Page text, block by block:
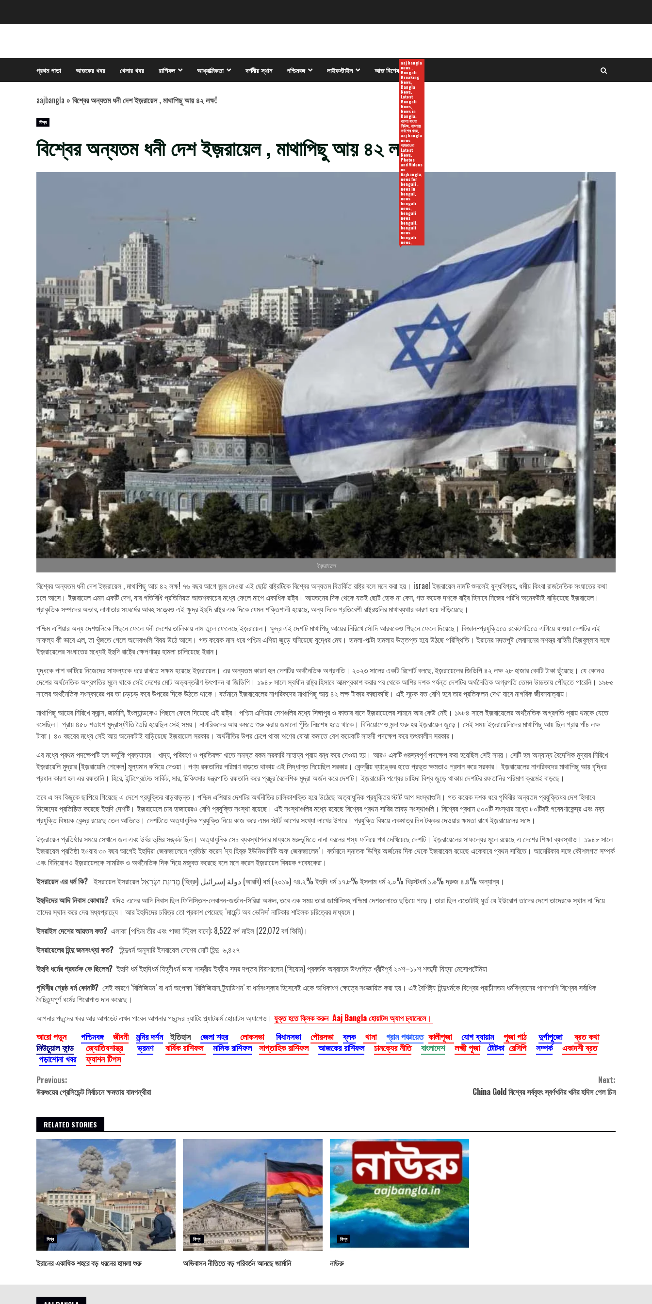
প্রথম পাতা আজকের খবর খেলার খবর রাশিফল আধ্যাত্মিকতা দর্শনীয় স্থান পশ্চিমবঙ্গ লাইফস্টাইল আজ বিশেষ
aaj bangla
news ,
Bengali
Breaking
News,
Bangla
News,
Latest
Bengali
News,
News in
Bangla,
বাংলা বাংলা
নিউজ, বাংলায়
সর্বশেষ খবর,
aaj bangla
news
আজবাংলা
Latest
News,
Photos
and Videos
on
Aajbangla,
news for
bengali ,
news in
bengal,
news
bengali
news,
bengali
news
bengali,
bengali
news
bengali
news,
aajbangla » বিশ্বের অন্যতম ধনী দেশ ইজ়রায়েল , মাথাপিছু আয় ৪২ লক্ষ!
বিশ্ব
বিশ্বের অন্যতম ধনী দেশ ইজ়রায়েল , মাথাপিছু আয় ৪২ লক্ষ!
ইজ়রায়েল
বিশ্বের অন্যতম ধনী দেশ ইজ়রায়েল , মাথাপিছু আয় ৪২ লক্ষ! ৭৬ বছর আগে জন্ম নেওয়া এই ছোট্ট রাষ্ট্রটিকে বিশ্বের অন্যতম বিতর্কিত রাষ্ট্র বলে মনে করা হয়। israel ইজ়রায়েল নামটি শুনলেই যুদ্ধবিগ্রহ, ধর্মীয় কিংবা রাজনৈতিক সংঘাতের কথা
চলে আসে। ইজ়রায়েল এমন একটি দেশ, যার গতিবিধি প্রতিনিয়ত আতশকাচের মধ্যে ফেলে মাপে একাধিক রাষ্ট্র। আয়তনের দিক থেকে যতই ছোট হোক না কেন, গত কয়েক দশকে রাষ্ট্র হিসাবে নিজের পরিধি অনেকটাই বাড়িয়েছে ইজ়রায়েল।
প্রাকৃতিক সম্পদের অভাব, লাগাতার সংঘর্ষের আবহ সত্ত্বেও এই ক্ষুদ্র ইহুদি রাষ্ট্র এক দিকে যেমন শক্তিশালী হয়েছে, অন্য দিকে প্রতিবেশী রাষ্ট্রগুলির মাথাব্যথার কারণ হয়ে দাঁড়িয়েছে।
পশ্চিম এশিয়ার অন্য দেশগুলিকে পিছনে ফেলে ধনী দেশের তালিকায় নাম তুলে ফেলেছে ইজ়রায়েল। ক্ষুদ্র এই দেশটি মাথাপিছু আয়ের নিরিখে সৌদি আরবকেও পিছনে ফেলে দিয়েছে। বিজ্ঞান-প্রযুক্তিতে রকেটগতিতে এগিয়ে যাওয়া দেশটির এই
সাফল্য কী ভাবে এল, তা খুঁজতে গেলে অনেকগুলি বিষয় উঠে আসে। গত কয়েক মাস ধরে পশ্চিম এশিয়া জুড়ে ঘনিয়েছে যুদ্ধের মেঘ। হামলা-পাল্টা হামলায় উত্তপ্ত হয়ে উঠছে পরিস্থিতি। ইরানের মদতপুষ্ট লেবাননের সশস্ত্র বাহিনী হিজ়বুল্লার সঙ্গে
ইজ়রায়েলের সংঘাতের মধ্যেই ইহুদি রাষ্ট্রে ক্ষেপণাস্ত্র হামলা চালিয়েছে ইরান।
যুদ্ধকে পাশ কাটিয়ে নিজেদের সাফল্যকে ধরে রাখতে সক্ষম হয়েছে ইজ়রায়েল। এর অন্যতম কারণ হল দেশটির অর্থনৈতিক অগ্রগতি। ২০২৩ সালের একটি রিপোর্ট বলছে, ইজ়রায়েলের জিডিপি ৪২ লক্ষ ২৮ হাজার কোটি টাকা ছুঁয়েছে। যে কোনও
দেশের অর্থনৈতিক অগ্রগতির মূলে থাকে সেই দেশের মোট অভ্যন্তরীণ উৎপাদন বা জিডিপি। ১৯৪৮ সালে স্বাধীন রাষ্ট্র হিসাবে আত্মপ্রকাশ করার পর থেকে আশির দশক পর্যন্ত দেশটির অর্থনৈতিক অগ্রগতি তেমন উচ্চতায় পৌঁছতে পারেনি। ১৯৮৫
সালের অর্থনৈতিক সংস্কারের পর তা চড়চড় করে উপরের দিকে উঠতে থাকে। বর্তমানে ইজ়রায়েলের নাগরিকদের মাথাপিছু আয় ৪২ লক্ষ টাকার কাছাকাছি। এই সূচক যত বেশি হবে তার প্রতিফলন দেখা যাবে নাগরিক জীবনযাত্রায়।
মাথাপিছু আয়ের নিরিখে ফ্রান্স, জার্মানি, ইংল্যান্ডকেও পিছনে ফেলে দিয়েছে এই রাষ্ট্র। পশ্চিম এশিয়ার দেশগুলির মধ্যে সিঙ্গাপুর ও কাতার বাদে ইজ়রায়েলের সামনে আর কেউ নেই। ১৯৮৪ সালে ইজ়রায়েলের অর্থনৈতিক অগ্রগতি প্রায় থমকে যেতে
বসেছিল। প্রায় ৪৫০ শতাংশ মু্দ্রাস্ফীতি তৈরি হয়েছিল সেই সময়। নাগরিকদের আয় কমতে শুরু করায় জমানো পুঁজি নিঃশেষ হতে থাকে। বিনিয়োগেও মন্দা শুরু হয় ইজ়রায়েল জুড়ে। সেই সময় ইজ়রায়েলিদের মাথাপিছু আয় ছিল প্রায় পাঁচ লক্ষ
টাকা। ৪০ বছরের মধ্যে সেই আয় অনেকটাই বাড়িয়েছে ইজ়রায়েল সরকার। অর্থনীতির উপর চেপে থাকা ঋণের বোঝা কমাতে বেশ কয়েকটি সাহসী পদক্ষেপ করে তৎকালীন সরকার।
এর মধ্যে প্রথম পদক্ষেপটি হল ভর্তুকি প্রত্যাহার। খাদ্য, পরিবহণ ও প্রতিরক্ষা খাতে সমস্ত রকম সরকারি সাহায্য প্রায় বন্ধ করে দেওয়া হয়। আরও একটি গুরুত্বপূর্ণ পদক্ষেপ করা হয়েছিল সেই সময়। সেটি হল অন্যান্য বৈদেশিক মুদ্রার নিরিখে
ইজ়রায়েলি মুদ্রার (ইজ়রায়েলি শেকেল) মূল্যমান কমিয়ে দেওয়া। পণ্য রফতানির পরিমাণ বাড়তে থাকায় এই সিদ্ধান্ত নিয়েছিল সরকার। কেন্দ্রীয় ব্যাঙ্কের হাতে প্রভূত ক্ষমতাও প্রদান করে সরকার। ইজ়রায়েলের নাগরিকদের মাথাপিছু আয় বৃদ্ধির
প্রধান কারণ হল এর রফতানি। হিরে, ইন্টিগ্রেটেড সার্কিট, সার, চিকিৎসার যন্ত্রপাতি রফতানি করে প্রচুর বৈদেশিক মুদ্রা অর্জন করে দেশটি। ইজ়রায়েলি পণ্যের চাহিদা বিশ্ব জুড়ে থাকায় দেশটির রফতানির পরিমাণ ক্রমেই বাড়ছে।
তবে এ সব কিছুকে ছাপিয়ে গিয়েছে এ দেশে প্রযুক্তির বাড়বাড়ন্ত। পশ্চিম এশিয়ার দেশটির অর্থনীতির চালিকাশক্তি হয়ে উঠেছে অত্যাধুনিক প্রযুক্তির স্টার্ট আপ সংস্থাগুলি। গত কয়েক দশক ধরে পৃথিবীর অন্যতম প্রযুক্তিধর দেশ হিসাবে
নিজেদের প্রতিষ্ঠিত করেছে ইহুদি দেশটি। ইজ়রায়েলে চার হাজারেরও বেশি প্রযুক্তি সংস্থা রয়েছে। এই সংস্থাগুলির মধ্যে রয়েছে বিশ্বের প্রথম সারির তাবড় সংস্থাগুলি। বিশ্বের প্রধান ৫০০টি সংস্থার মধ্যে ৮০টিরই গবেষণাকেন্দ্র এবং নব্য
প্রযুক্তি বিষয়ক কেন্দ্র রয়েছে তেল আভিভে। দেশটিতে অত্যাধুনিক প্রযুক্তি নিয়ে কাজ করে এমন স্টার্ট আপের সংখ্যা লাখের উপরে। প্রযুক্তি বিষয়ে একমাত্র চিন টক্কর দেওয়ার ক্ষমতা রাখে ইজ়রায়েলের সঙ্গে।
ইজ়রায়েল প্রতিষ্ঠার সময়ে সেখানে জল এবং উর্বর ভূমির সঙ্কট ছিল। অত্যাধুনিক সেচ ব্যবস্থাপনার মাধ্যমে মরুভূমিতে নানা ধরনের শস্য ফলিয়ে পথ দেখিয়েছে দেশটি। ইজ়রায়েলের সাফল্যের মূলে রয়েছে এ দেশের শিক্ষা ব্যবস্থাও। ১৯৪৮ সালে
ইজ়রায়েল প্রতিষ্ঠা হওয়ার ৩০ বছর আগেই ইহুদিরা জেরুজ়ালেমে প্রতিষ্ঠা করেন ‘দ্য হিব্রু ইউনিভার্সিটি অফ জেরুজ়ালেম’। বর্তমানে স্নাতক ডিগ্রি অর্জনের দিক থেকে ইজ়রায়েল রয়েছে একেবারে প্রথম সারিতে। আমেরিকার সঙ্গে কৌশলগত সম্পর্ক
এবং বিনিয়োগও ইজ়রায়েলকে সামরিক ও অর্থনৈতিক দিক দিয়ে মজুবত করেছে বলে মনে করেন ইজ়রায়েল বিষয়ক গবেষকেরা।
ইসরায়েল এর ধর্ম কি?
ইসরায়েল ইসরায়েল מְדִינַת יִשְׂרָאֵל‎ (হিব্রু) دولة إسرائيل (আরবি) ধর্ম (২০১৯) ৭৪.২% ইহুদি ধর্ম ১৭.৮% ইসলাম ধর্ম ২.০% খ্রিস্টধর্ম ১.৬% দ্রুজ ৪.৪% অন্যান্য।
ইহুদিদের আদি নিবাস কোথায়? যদিও এদের আদি নিবাস ছিল ফিলিস্তিন-লেবানন-জর্ডান-সিরিয়া অঞ্চল, তবে এক সময় তারা জার্মানিসহ পশ্চিমা দেশগুলোতে ছড়িয়ে পড়ে। তারা ছিল এতোটাই ধূর্ত যে ইউরোপ তাদের দেশে তাদেরকে স্থান না দিয়ে
তাদের স্থান করে দেয় মধ্যপ্রাচ্যে। আর ইহুদিদের চরিত্র তো প্রকাশ পেয়েছে ‘মার্চেন্ট অব ভেনিস’ নাটিকার শাইলক চরিত্রের মাধ্যমে।
ইসরাইল দেশের আয়তন কত? এলাকা (পশ্চিম তীর এবং গাজা স্ট্রিপ বাদে): 8,522 বর্গ মাইল (22,072 বর্গ কিমি)।
ইসরায়েলের হিন্দু জনসংখ্যা কত? হিন্দুধর্ম অনুসারি ইসরায়েল দেশের মোট হিন্দু ৬,৪২৭
ইহুদি ধর্মের প্রবর্তক কে ছিলেন? ইহুদি ধর্ম ইহুদিধর্ম যিহূদীধর্ম ভাষা শাস্ত্রীয় ইব্রীয় সদর দপ্তর যিরূশালেম (সিয়োন) প্রবর্তক অব্রাহাম উৎপত্তি খ্রীষ্টপূর্ব ২০শ–১৮শ শতাব্দী যিহূদা মেসোপটেমিয়া
পৃথিবীর শ্রেষ্ঠ ধর্ম কোনটি? সেই কারণে ‘রিলিজিয়ন’ বা ধর্ম অপেক্ষা ‘রিলিজিয়াস ট্র্যাডিশন’ বা ধর্মসংস্কার হিসেবেই একে অধিকাংশ ক্ষেত্রে সংজ্ঞায়িত করা হয়। এই বৈশিষ্ট্য হিন্দুধর্মকে বিশ্বের প্রাচীনতম ধর্মবিশ্বাসের পাশাপাশি বিশ্বের সর্বাধিক
বৈচিত্র্যপূর্ণ ধর্মের শিরোপাও দান করেছে।
আপনার পছন্দের খবর আর আপডেট এখন পাবেন আপনার পছন্দের চ্যাটিং প্ল্যাটফর্ম হোয়াটস অ্যাপেও। যুক্ত হতে ক্লিক করুন Aaj Bangla হোয়াটস অ্যাপ চ্যানেলে।
আরো পড়ুন পশ্চিমবঙ্গ জীবনী মন্দির দর্শন ইতিহাস জেলা শহর লোকসভা বিধানসভা পৌরসভা ব্লক থানা গ্রাম পঞ্চায়েত কালীপূজা যোগ ব্যায়াম পুজা পাঠ দুর্গাপুজো
ব্রত কথা
মিউচুয়াল ফান্ড
জ্যোতিষশাস্ত্র ভ্রমণ বার্ষিক রাশিফল মাসিক রাশিফল সাপ্তাহিক রাশিফল আজকের রাশিফল চানক্যের নীতি বাংলাদেশ লক্ষ্মী পূজা টোটকা রেসিপি সম্পর্ক
একাদশী ব্রত
পড়াশোনা খবর
ফ্যাশন টিপস
Continue
Reading
Previous:
উরুগুয়ের প্রেসিডেন্ট নির্বাচনে ক্ষমতায় বামপন্থীরা
Next:
China Gold বিশ্বের সর্ববৃহৎ স্বর্ণখনির খনির হদিস পেল চিন
RELATED STORIES
বিশ্ব
ইরানের একাধিক শহরে বড় ধরনের হামলা শুরু
বিশ্ব
অভিবাসন নীতিতে বড় পরিবর্তন আনছে জার্মানি
বিশ্ব
নাউরু